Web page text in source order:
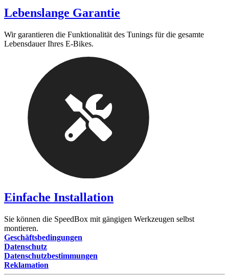
Lebenslange Garantie
Wir garantieren die Funktionalität des Tunings für die gesamte
Lebensdauer Ihres E-Bikes.
Einfache Installation
Sie können die SpeedBox mit gängigen Werkzeugen selbst
montieren.
Geschäftsbedingungen
Datenschutz
Datenschutzbestimmungen
Reklamation